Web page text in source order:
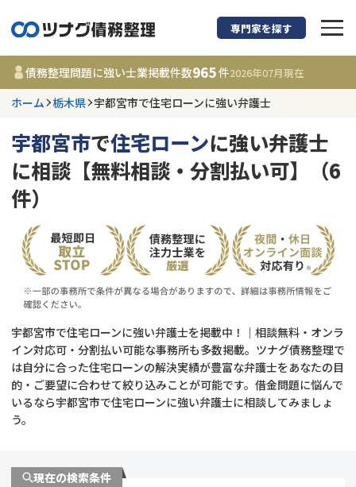
債務整理に強い弁
栃木県
事務所 965
件
更新日 :2026年07月31日
相談内容で探す
借金返済相談・交渉
時効援用
会社破産・法人破産
費用相場
債務整理
個人再生（民事再生）
専門家を探す
債務整理問題に強い士業掲載件数965件2026年07月現在
ホーム 栃木県 宇都宮市で住宅ローンに強い弁護士
宇都宮市で住宅ローンに強い弁護士
に相談【無料相談・分割払い可】（6
件）
宇都宮市で住宅ローンに強い弁護士を掲載中！｜相談無料・オンラ
イン対応可・分割払い可能な事務所も多数掲載。ツナグ債務整理で
は自分に合った住宅ローンの解決実績が豊富な弁護士をあなたの目
的・ご要望に合わせて絞り込みことが可能です。借金問題に悩んで
いるなら宇都宮市で住宅ローンに強い弁護士に相談してみましょ
う。
現在の検索条件